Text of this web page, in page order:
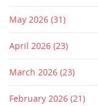
May 2026 (31)
April 2026 (23)
March 2026 (23)
February 2026 (21)